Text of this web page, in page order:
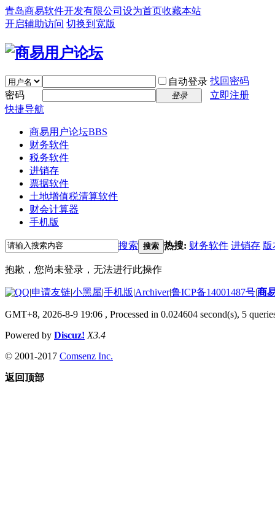
青岛商易软件开发有限公司 设为首页收藏本站
开启辅助访问 切换到宽版
自动登录 找回密码
密码
登录
立即注册
快捷导航
商易用户论坛BBS
财务软件
税务软件
进销存
票据软件
土地增值税清算软件
财会计算器
手机版
搜索 搜索 热搜: 财务软件 进销存 版
抱歉，您尚未登录，无法进行此操作
|申请友链|小黑屋|手机版|Archiver|鲁ICP备14001487号|商
GMT+8, 2026-8-9 19:06 , Processed in 0.024604 second(s), 5
Powered by Discuz! X3.4
© 2001-2017 Comsenz Inc.
返回顶部